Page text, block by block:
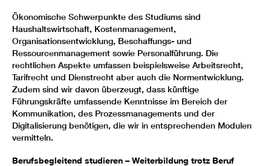
Ökonomische Schwerpunkte des Studiums sind
Haushaltswirtschaft, Kostenmanagement,
Organisationsentwicklung, Beschaffungs- und
Ressourcenmanagement sowie Personalführung. Die
rechtlichen Aspekte umfassen beispielsweise Arbeitsrecht,
Tarifrecht und Dienstrecht aber auch die Normentwicklung.
Zudem sind wir davon überzeugt, dass künftige
Führungskräfte umfassende Kenntnisse im Bereich der
Kommunikation, des Prozessmanagements und der
Digitalisierung benötigen, die wir in entsprechenden Modulen
vermitteln.
Berufsbegleitend studieren – Weiterbildung trotz Beruf